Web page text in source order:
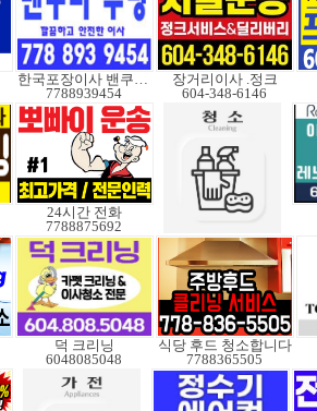
한국포장이사 밴쿠버무빙
7788939454
장거리이사 .정크
604-348-6146
24시간 전화
7788875692
덕 크리닝
6048085048
식당 후드 청소합니다
7788365505